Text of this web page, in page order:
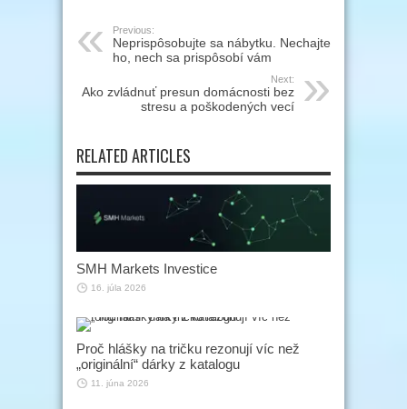
Previous:
Neprispôsobujte sa nábytku. Nechajte
ho, nech sa prispôsobí vám
Next:
Ako zvládnuť presun domácnosti bez
stresu a poškodených vecí
RELATED ARTICLES
SMH Markets Investice
16. júla 2026
Proč hlášky na tričku rezonují víc než
„originální“ dárky z katalogu
11. júna 2026